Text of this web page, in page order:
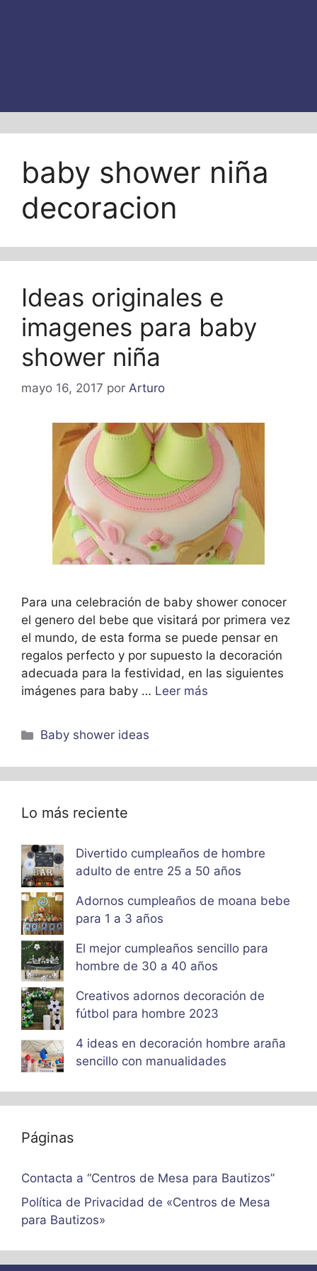
baby shower niña
decoracion
Ideas originales e
imagenes para baby
shower niña
mayo 16, 2017 por Arturo
Para una celebración de baby shower conocer
el genero del bebe que visitará por primera vez
el mundo, de esta forma se puede pensar en
regalos perfecto y por supuesto la decoración
adecuada para la festividad, en las siguientes
imágenes para baby … Leer más
Categorías
Baby shower ideas
Lo más reciente
Divertido cumpleaños de hombre
adulto de entre 25 a 50 años
Adornos cumpleaños de moana bebe
para 1 a 3 años
El mejor cumpleaños sencillo para
hombre de 30 a 40 años
Creativos adornos decoración de
fútbol para hombre 2023
4 ideas en decoración hombre araña
sencillo con manualidades
Páginas
Contacta a “Centros de Mesa para Bautizos”
Política de Privacidad de «Centros de Mesa
para Bautizos»